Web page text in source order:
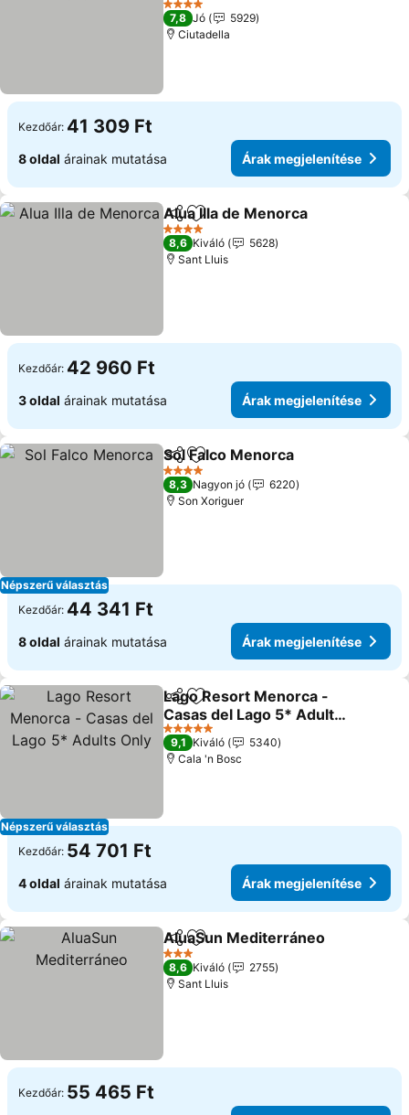
4 Kategória
7,8 Jó
5929
Ciutadella
Kezdőár: 41 309 Ft
8 oldal árainak mutatása Árak megjelenítése
Megosztás
Hozzáadás a kedvencekhez
Alua Illa de Menorca
4 Kategória
8,6 Kiváló
5628
Sant Lluis
Kezdőár: 42 960 Ft
3 oldal árainak mutatása Árak megjelenítése
Népszerű választás
Megosztás
Hozzáadás a kedvencekhez
Sol Falco Menorca
4 Kategória
8,3 Nagyon jó
6220
Son Xoriguer
Kezdőár: 44 341 Ft
8 oldal árainak mutatása Árak megjelenítése
Népszerű választás
Megosztás
Hozzáadás a kedvencekhez
Lago Resort Menorca -
Casas del Lago 5* Adults
Only
5 Kategória
9,1 Kiváló
5340
Cala 'n Bosc
Kezdőár: 54 701 Ft
4 oldal árainak mutatása Árak megjelenítése
Megosztás
Hozzáadás a kedvencekhez
AluaSun Mediterráneo
3 Kategória
8,6 Kiváló
2755
Sant Lluis
Kezdőár: 55 465 Ft